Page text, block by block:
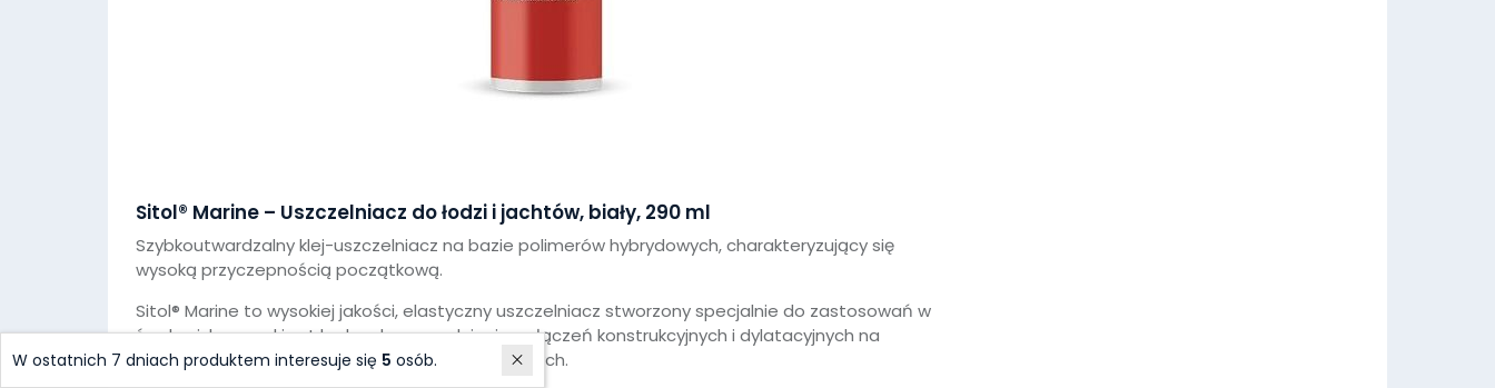
Sitol® Marine – Uszczelniacz do łodzi i jachtów, biały, 290 ml
Szybkoutwardzalny klej-uszczelniacz na bazie polimerów hybrydowych, charakteryzujący się
wysoką przyczepnością początkową.
Sitol® Marine to wysokiej jakości, elastyczny uszczelniacz stworzony specjalnie do zastosowań w
środowisku morskim. Idealny do uszczelniania połączeń konstrukcyjnych i dylatacyjnych na
łodziach, jachtach i innych jednostkach pływających.
W ostatnich 7 dniach produktem interesuje się 5 osób.